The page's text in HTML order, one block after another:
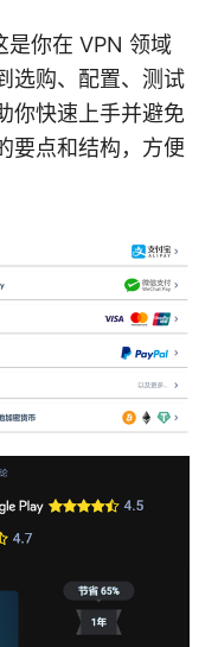
是你在 VPN 领域
选购、配置、测试
你快速上手并避免
要点和结构，方便